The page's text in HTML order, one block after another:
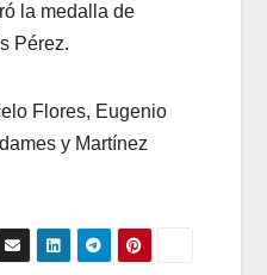
la medalla de
Pérez.
Flores, Eugenio
y Martínez